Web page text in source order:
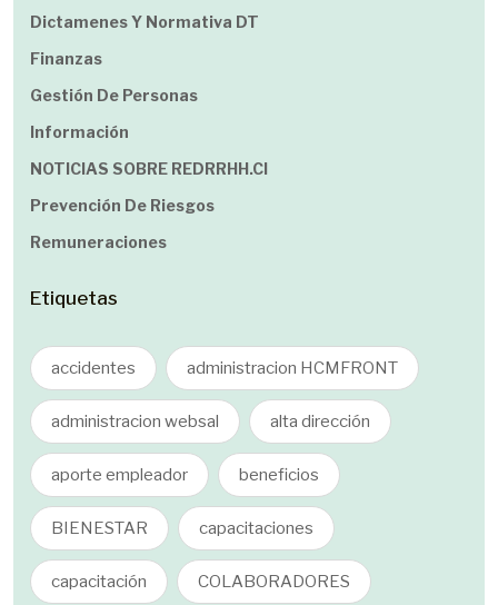
Dictamenes Y Normativa DT
Finanzas
Gestión De Personas
Información
NOTICIAS SOBRE REDRRHH.cl
Prevención De Riesgos
Remuneraciones
Etiquetas
accidentes administracion HCMFRONT
administracion websal alta dirección
aporte empleador beneficios
BIENESTAR capacitaciones
capacitación COLABORADORES